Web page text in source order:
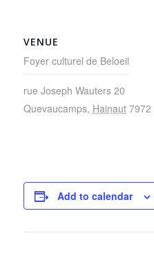
VENUE
Foyer culturel de Beloeil
rue Joseph Wauters 20
Quevaucamps, Hainaut 7972
Add to calendar